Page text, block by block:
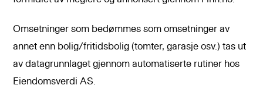
Omsetninger som bedømmes som omsetninger av
annet enn bolig/fritidsbolig (tomter, garasje osv.) tas ut
av datagrunnlaget gjennom automatiserte rutiner hos
Eiendomsverdi AS.